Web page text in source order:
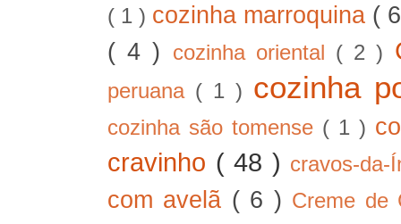
( 1 ) cozinha marroquina (
( 4 )
cozinha oriental ( 2 )
peruana ( 1 ) cozinha
cozinha são tomense ( 1 )
cravinho ( 48 ) cravos-
com avelã ( 6 ) Creme de